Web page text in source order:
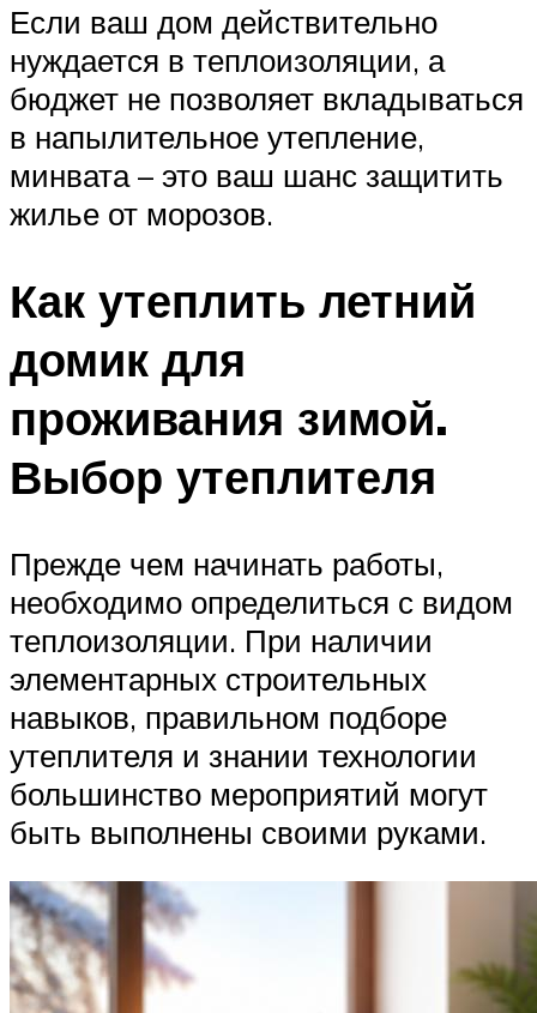
Если ваш дом действительно
нуждается в теплоизоляции, а
бюджет не позволяет вкладываться
в напылительное утепление,
минвата – это ваш шанс защитить
жилье от морозов.
Как утеплить летний
домик для
проживания зимой.
Выбор утеплителя
Прежде чем начинать работы,
необходимо определиться с видом
теплоизоляции. При наличии
элементарных строительных
навыков, правильном подборе
утеплителя и знании технологии
большинство мероприятий могут
быть выполнены своими руками.